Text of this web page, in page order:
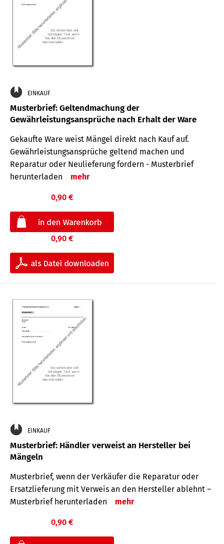
EINKAUF
Musterbrief: Geltendmachung der
Gewährleistungsansprüche nach Erhalt der Ware
Gekaufte Ware weist Mängel direkt nach Kauf auf.
Gewährleistungsansprüche geltend machen und
Reparatur oder Neulieferung fordern - Musterbrief
herunterladen
mehr
0,90 €
0,90 €
EINKAUF
Musterbrief: Händler verweist an Hersteller bei
Mängeln
Musterbrief, wenn der Verkäufer die Reparatur oder
Ersatzlieferung mit Verweis an den Hersteller ablehnt –
Musterbrief herunterladen
mehr
0,90 €